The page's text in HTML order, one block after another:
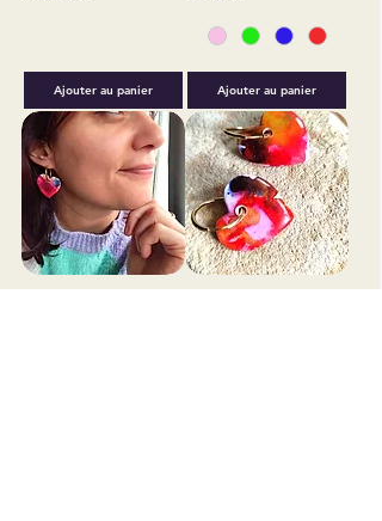
Ajouter au panier Ajouter au panier